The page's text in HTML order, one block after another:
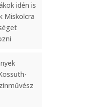
idén is
Miskolcra